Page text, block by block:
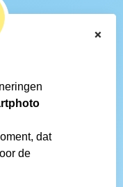
×
dat
de